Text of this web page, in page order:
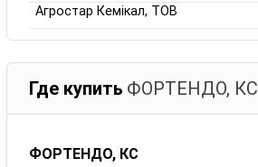
Агростар Кемікал, ТОВ
Где купить ФОРТЕНДО, КС
ФОРТЕНДО, КС